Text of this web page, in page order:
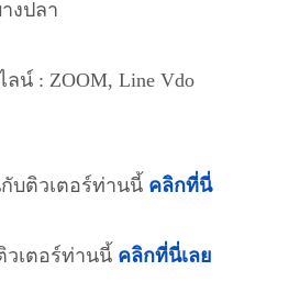
งปลา
น์ : ZOOM, Line Vdo
บติวเตอร์ท่านนี้ คลิกที่นี่
เตอร์ท่านนี้ คลิกที่นี่เลย